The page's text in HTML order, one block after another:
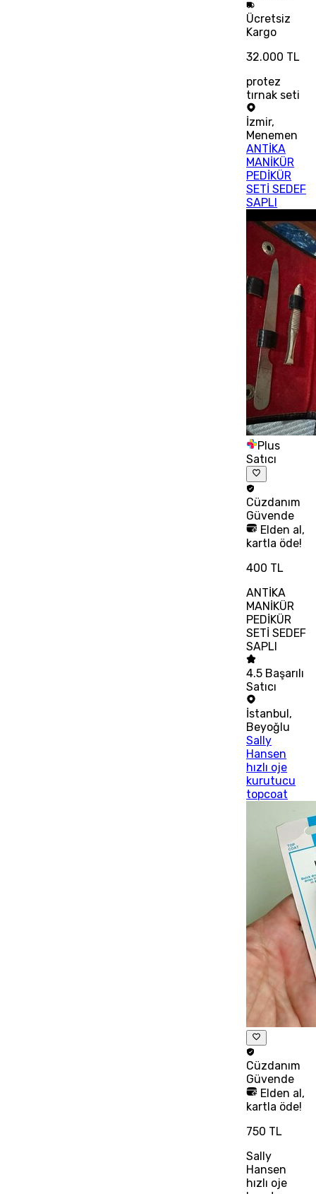
Ücretsiz
Kargo
32.000 TL
protez
tırnak seti
İzmir,
Menemen
ANTİKA
MANİKÜR
PEDİKÜR
SETİ SEDEF
SAPLI
Plus
Satıcı
Cüzdanım
Güvende
Elden al,
kartla öde!
400 TL
ANTİKA
MANİKÜR
PEDİKÜR
SETİ SEDEF
SAPLI
4.5 Başarılı
Satıcı
İstanbul,
Beyoğlu
Sally
Hansen
hızlı oje
kurutucu
topcoat
Cüzdanım
Güvende
Elden al,
kartla öde!
750 TL
Sally
Hansen
hızlı oje